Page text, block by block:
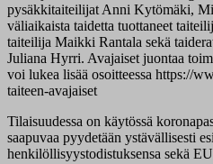
pysäkkitaiteilijat Anni Kytömäki,
väliaikaista taidetta tuottaneet
taiteilija Maikki Rantala sekä
Juliana Hyrri. Avajaiset juontaa
voi lukea lisää osoitteessa https://
taiteen-avajaiset
Tilaisuudessa on käytössä
saapuvaa pyydetään ystävällisesti
henkilöllisyystodistuksensa sekä